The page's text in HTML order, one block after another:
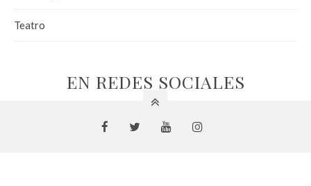
Teatro
EN REDES SOCIALES